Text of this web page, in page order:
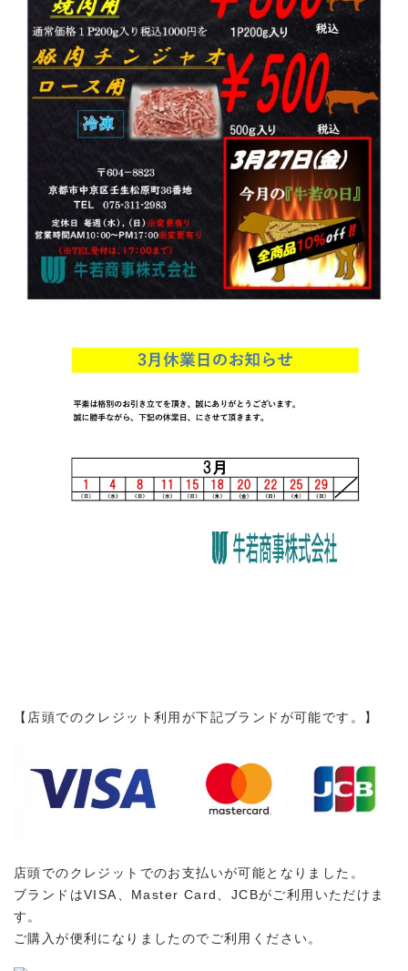
【店頭でのクレジット利用が下記ブランドが可能です。】
店頭でのクレジットでのお支払いが可能となりました。
ブランドはVISA、Master Card、JCBがご利用いただけま
す。
ご購入が便利になりましたのでご利用ください。